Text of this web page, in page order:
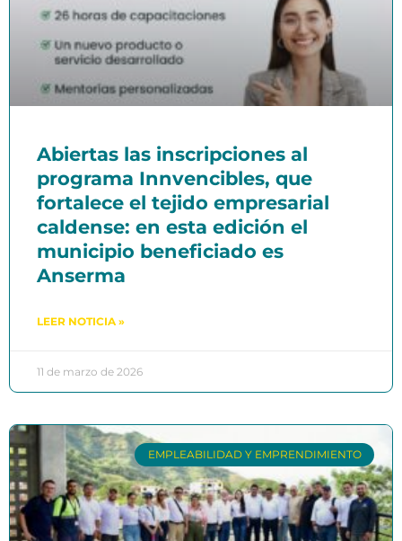
Abiertas las inscripciones al
programa Innvencibles, que
fortalece el tejido empresarial
caldense: en esta edición el
municipio beneficiado es
Anserma
LEER NOTICIA »
11 de marzo de 2026
EMPLEABILIDAD Y EMPRENDIMIENTO